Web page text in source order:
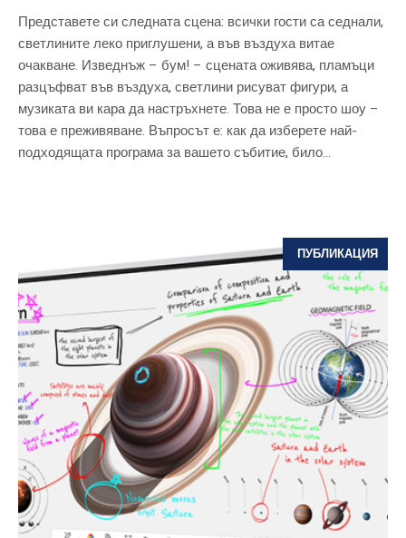
Представете си следната сцена: всички гости са седнали,
светлините леко приглушени, а във въздуха витае
очакване. Изведнъж – бум! – сцената оживява, пламъци
разцъфват във въздуха, светлини рисуват фигури, а
музиката ви кара да настръхнете. Това не е просто шоу –
това е преживяване. Въпросът е: как да изберете най-
подходящата програма за вашето събитие, било...
ПУБЛИКАЦИЯ